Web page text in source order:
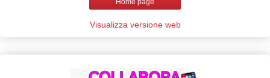
Home page
Visualizza versione web